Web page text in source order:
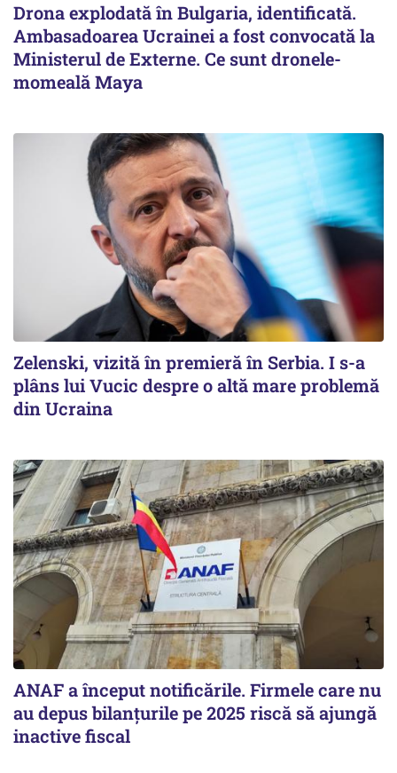
Drona explodată în Bulgaria, identificată.
Ambasadoarea Ucrainei a fost convocată la
Ministerul de Externe. Ce sunt dronele-
momeală Maya
Zelenski, vizită în premieră în Serbia. I s-a
plâns lui Vucic despre o altă mare problemă
din Ucraina
ANAF a început notificările. Firmele care nu
au depus bilanțurile pe 2025 riscă să ajungă
inactive fiscal